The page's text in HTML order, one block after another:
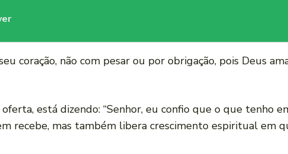
coração, não com pesar ou por obrigação, pois Deus
está dizendo: “Senhor, eu confio que o que tenho
recebe, mas também libera crescimento espiritual em